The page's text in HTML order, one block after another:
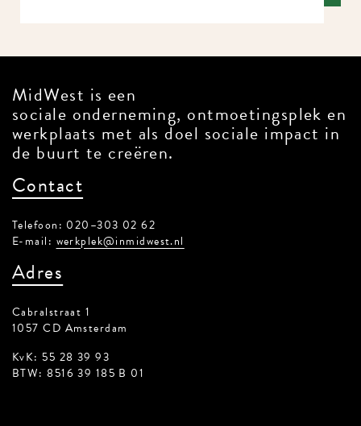
MidWest is een
sociale onderneming, ontmoetingsplek en
werkplaats met als doel sociale impact in
de buurt te creëren.
Contact
Telefoon: 020–303 02 62
E-mail: werkplek@inmidwest.nl
Adres
Cabralstraat 1
1057 CD Amsterdam
KvK: 55 28 39 93
BTW: 8516 39 185 B 01